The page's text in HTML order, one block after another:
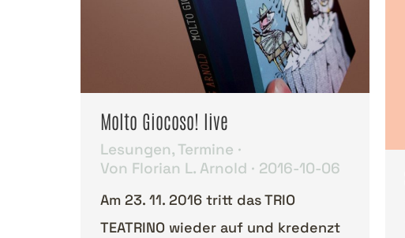
Molto Giocoso! live
Lesungen,Termine
Von Florian L. Arnold 2016-10-06
Am 23. 11. 2016 tritt das TRIO
TEATRINO wieder auf und kredenzt